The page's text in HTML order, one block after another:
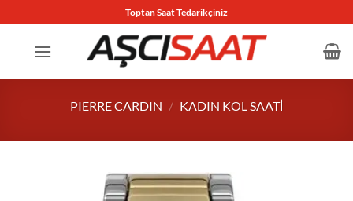
atla
Toptan Saat Tedarikçiniz
PIERRE CARDIN / KADIN KOL SAATI